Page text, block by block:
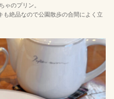
ゃのプリン。
も絶品なので公園散歩の合間によく立